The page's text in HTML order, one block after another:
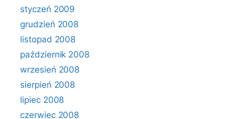
styczeń 2009
grudzień 2008
listopad 2008
październik 2008
wrzesień 2008
sierpień 2008
lipiec 2008
czerwiec 2008